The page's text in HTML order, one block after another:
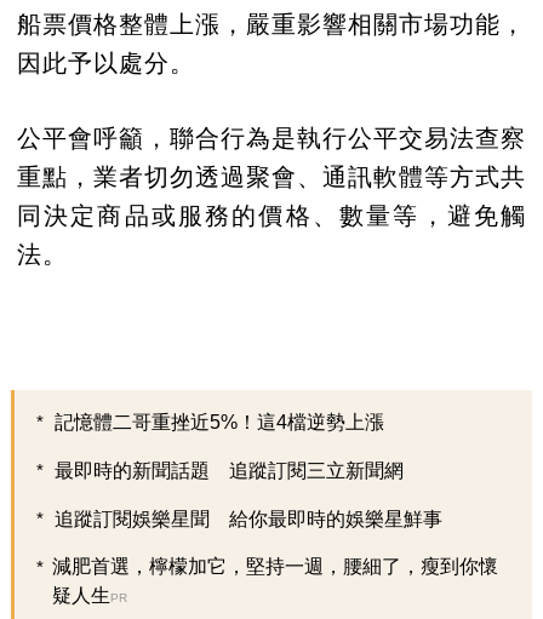
船票價格整體上漲，嚴重影響相關市場功能，
因此予以處分。
公平會呼籲，聯合行為是執行公平交易法查察
重點，業者切勿透過聚會、通訊軟體等方式共
同決定商品或服務的價格、數量等，避免觸
法。
記憶體二哥重挫近5%！這4檔逆勢上漲
最即時的新聞話題 追蹤訂閱三立新聞網
追蹤訂閱娛樂星聞 給你最即時的娛樂星鮮事
減肥首選，檸檬加它，堅持一週，腰細了，瘦到你懷
疑人生PR